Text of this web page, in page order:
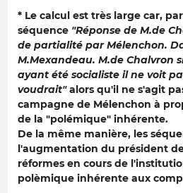
* Le calcul est très large car,
séquence "Réponse de M.de
de partialité par Mélenchon.
M.Mexandeau. M.de Chalvron
ayant été socialiste il ne voit
voudrait"alors qu'il ne s'agit
campagne de Mélenchon à
de la "polémique" inhérente.
De la même manière, les
l'augmentation du président
réformes en cours de
polèmique inhérente aux